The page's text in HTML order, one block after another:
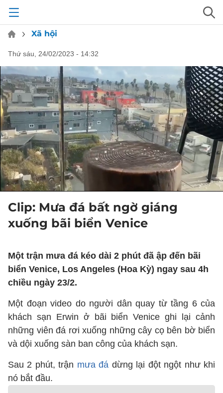
Xã hội
thứ sáu, 24/02/2023 - 14:32
Clip: Mưa đá bất ngờ giáng
xuống bãi biển Venice
Một trận mưa đá kéo dài 2 phút đã ập đến bãi
biển Venice, Los Angeles (Hoa Kỳ) ngay sau 4h
chiều ngày 23/2.
Một đoạn video do người dân quay từ tầng 6 của
khách sạn Erwin ở bãi biển Venice ghi lại cảnh
những viên đá rơi xuống những cây cọ bên bờ biển
và dội xuống sàn ban công của khách sạn.
Sau 2 phút, trận mưa đá dừng lại đột ngột như khi
nó bắt đầu.